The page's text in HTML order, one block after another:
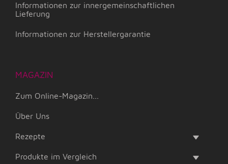
Informationen zur innergemeinschaftlichen
Lieferung
Informationen zur Herstellergarantie
MAGAZIN
Zum Online-Magazin...
Über Uns
Rezepte
Produkte im Vergleich